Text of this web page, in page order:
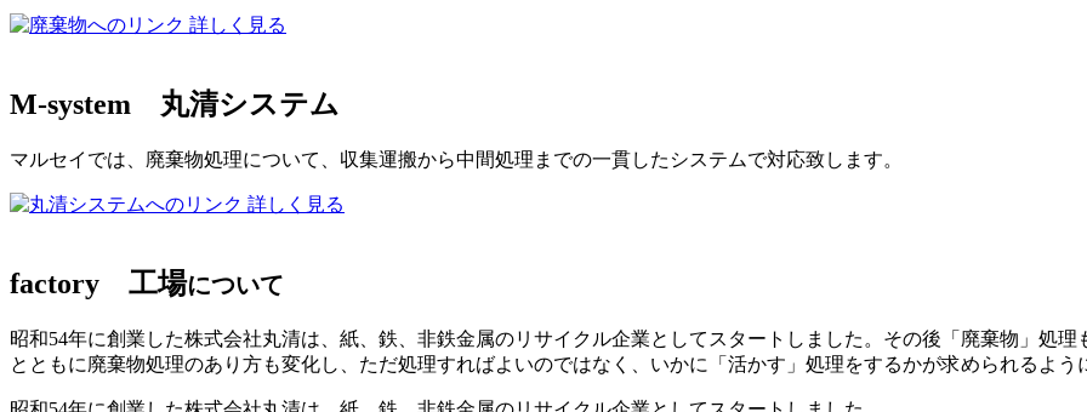
詳しく見る
M-system 丸清システム
マルセイでは、廃棄物処理について、収集運搬から中間処理までの一貫したシステムで対応致します。
詳しく見る
factory 工場について
昭和54年に創業した株式会社丸清は、紙、鉄、非鉄金属のリサイクル企業としてスタートしました。その後「廃棄物」処
とともに廃棄物処理のあり方も変化し、ただ処理すればよいのではなく、いかに「活かす」処理をするかが求められるよう